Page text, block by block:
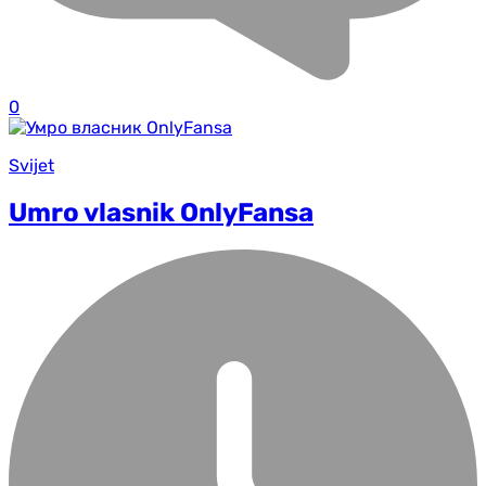
0
Svijet
Umro vlasnik OnlyFansa